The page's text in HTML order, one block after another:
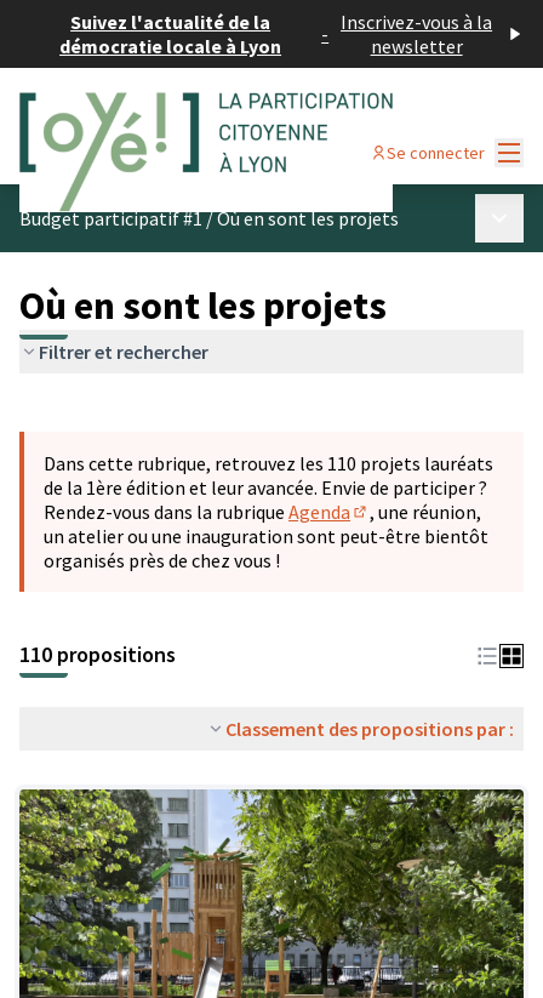
Suivez l'actualité de la
démocratie locale à Lyon
- Inscrivez-vous à la
newsletter
Se connecter
Budget participatif #1/Où en sont les projets
Où en sont les projets
Filtrer et rechercher
−
Dans cette rubrique, retrouvez les 110 projets lauréats
de la 1ère édition et leur avancée. Envie de participer ?
Rendez-vous dans la rubrique Agenda
(S'ouvre dans un
, une réunion,
un atelier ou une inauguration sont peut-être bientôt
organisés près de chez vous !
110 propositions
Classement des propositions par :